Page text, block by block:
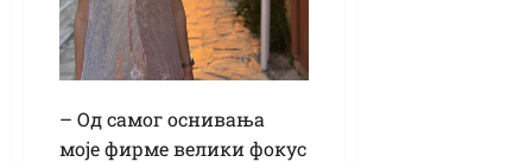
– Од самог оснивања
моје фирме велики фокус